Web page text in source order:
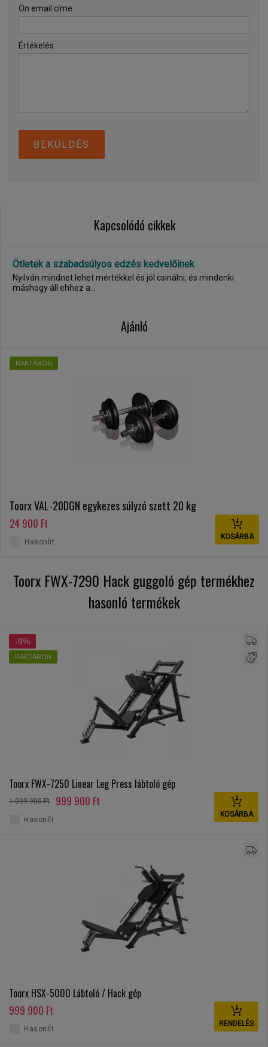
Ön email címe:
Értékelés:
BEKÜLDÉS
Kapcsolódó cikkek
Ötletek a szabadsúlyos edzés kedvelőinek
Nyilván mindnet lehet mértékkel és jól csinálni, és mindenki
máshogy áll ehhez a...
Ajánló
RAKTÁRON
Toorx VAL-20DGN egykezes súlyzó szett 20 kg
24 900 Ft
KOSÁRBA
Hasonlít
Toorx FWX-7290 Hack guggoló gép termékhez
hasonló termékek
-9%
RAKTÁRON
Toorx FWX-7250 Linear Leg Press lábtoló gép
1 099 900 Ft 999 900 Ft
KOSÁRBA
Hasonlít
Toorx HSX-5000 Lábtoló / Hack gép
999 900 Ft
RENDELÉS
Hasonlít